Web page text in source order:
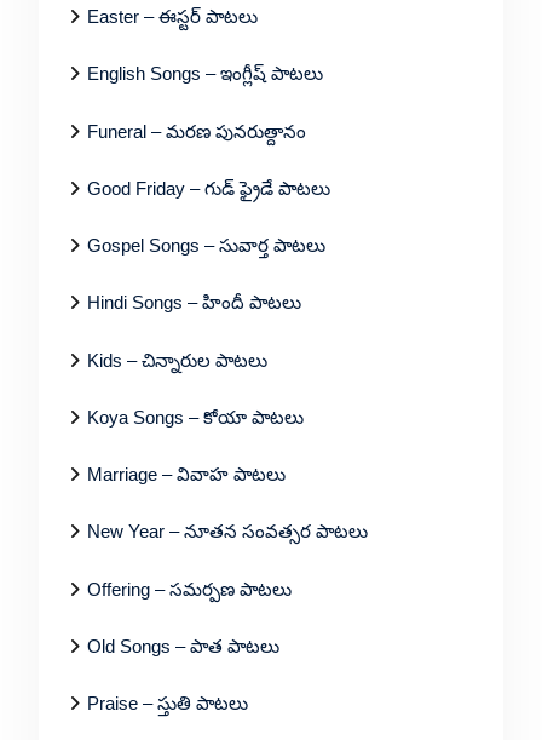
Easter – ఈస్టర్ పాటలు
English Songs – ఇంగ్లీష్ పాటలు
Funeral – మరణ పునరుత్దానం
Good Friday – గుడ్ ఫ్రైడే పాటలు
Gospel Songs – సువార్త పాటలు
Hindi Songs – హిందీ పాటలు
Kids – చిన్నారుల పాటలు
Koya Songs – కోయా పాటలు
Marriage – వివాహ పాటలు
New Year – నూతన సంవత్సర పాటలు
Offering – సమర్పణ పాటలు
Old Songs – పాత పాటలు
Praise – స్తుతి పాటలు